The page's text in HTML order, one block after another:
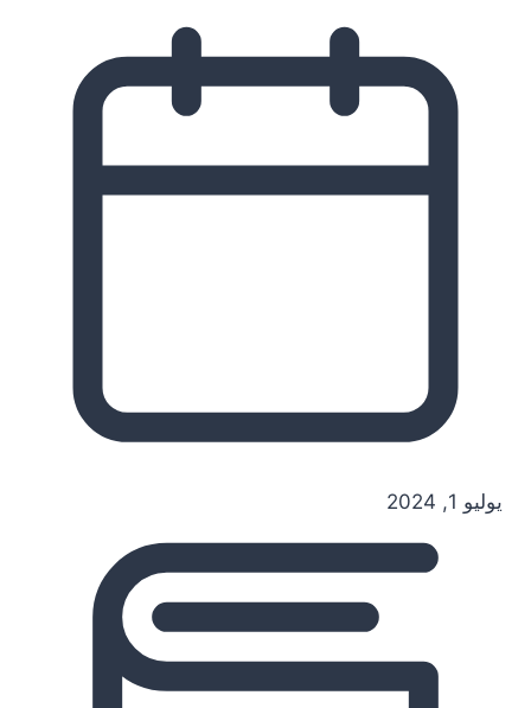
يوليو 1, 2024